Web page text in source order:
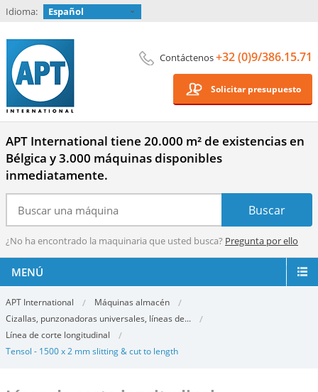
Idioma: Español
Contáctenos+32 (0)9/386.15.71
Solicitar presupuesto
APT International tiene 20.000 m² de existencias en
Bélgica y 3.000 máquinas disponibles
inmediatamente.
¿No ha encontrado la maquinaria que usted busca? Pregunta por ello
MENÚ
APT International
Máquinas almacén
Cizallas, punzonadoras universales, líneas de...
Línea de corte longitudinal
Tensol - 1500 x 2 mm slitting & cut to length